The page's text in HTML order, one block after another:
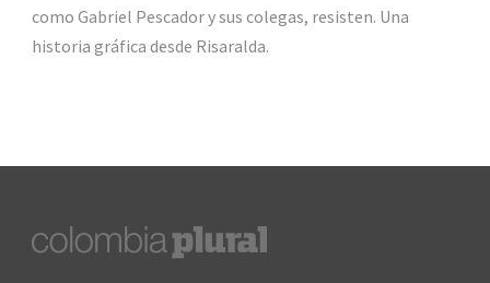
como Gabriel Pescador y sus colegas, resisten. Una
historia gráfica desde Risaralda.